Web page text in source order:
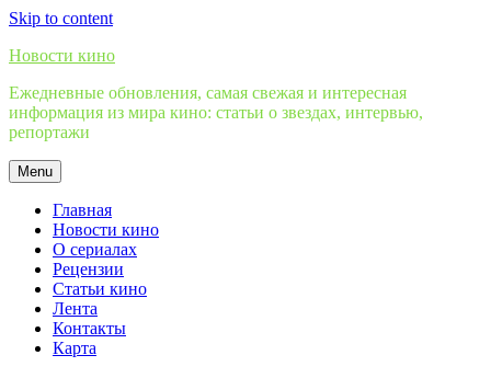
Skip to content
Новости кино
Ежедневные обновления, самая свежая и интересная
информация из мира кино: статьи о звездах, интервью,
репортажи
Menu
Главная
Новости кино
О сериалах
Рецензии
Статьи кино
Лента
Контакты
Карта